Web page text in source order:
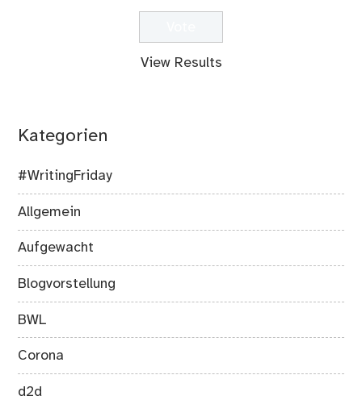
View Results
Kategorien
#WritingFriday
Allgemein
Aufgewacht
Blogvorstellung
BWL
Corona
d2d